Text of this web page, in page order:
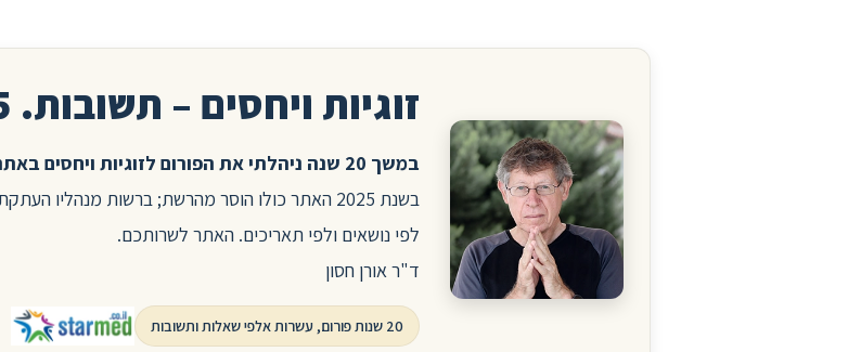
זוגיות ויחסים – תשובות. 2005–2024
במשך 20 שנה ניהלתי את הפורום לזוגיות ויחסים באתר הרפואי סטארמד.
בשנת 2025 האתר כולו הוסר מהרשת; ברשות מנהליו
לפי נושאים ולפי תאריכים. האתר לשרותכם.
ד"ר אורן חסון
20 שנות פורום, עשרות אלפי שאלות ותשובות